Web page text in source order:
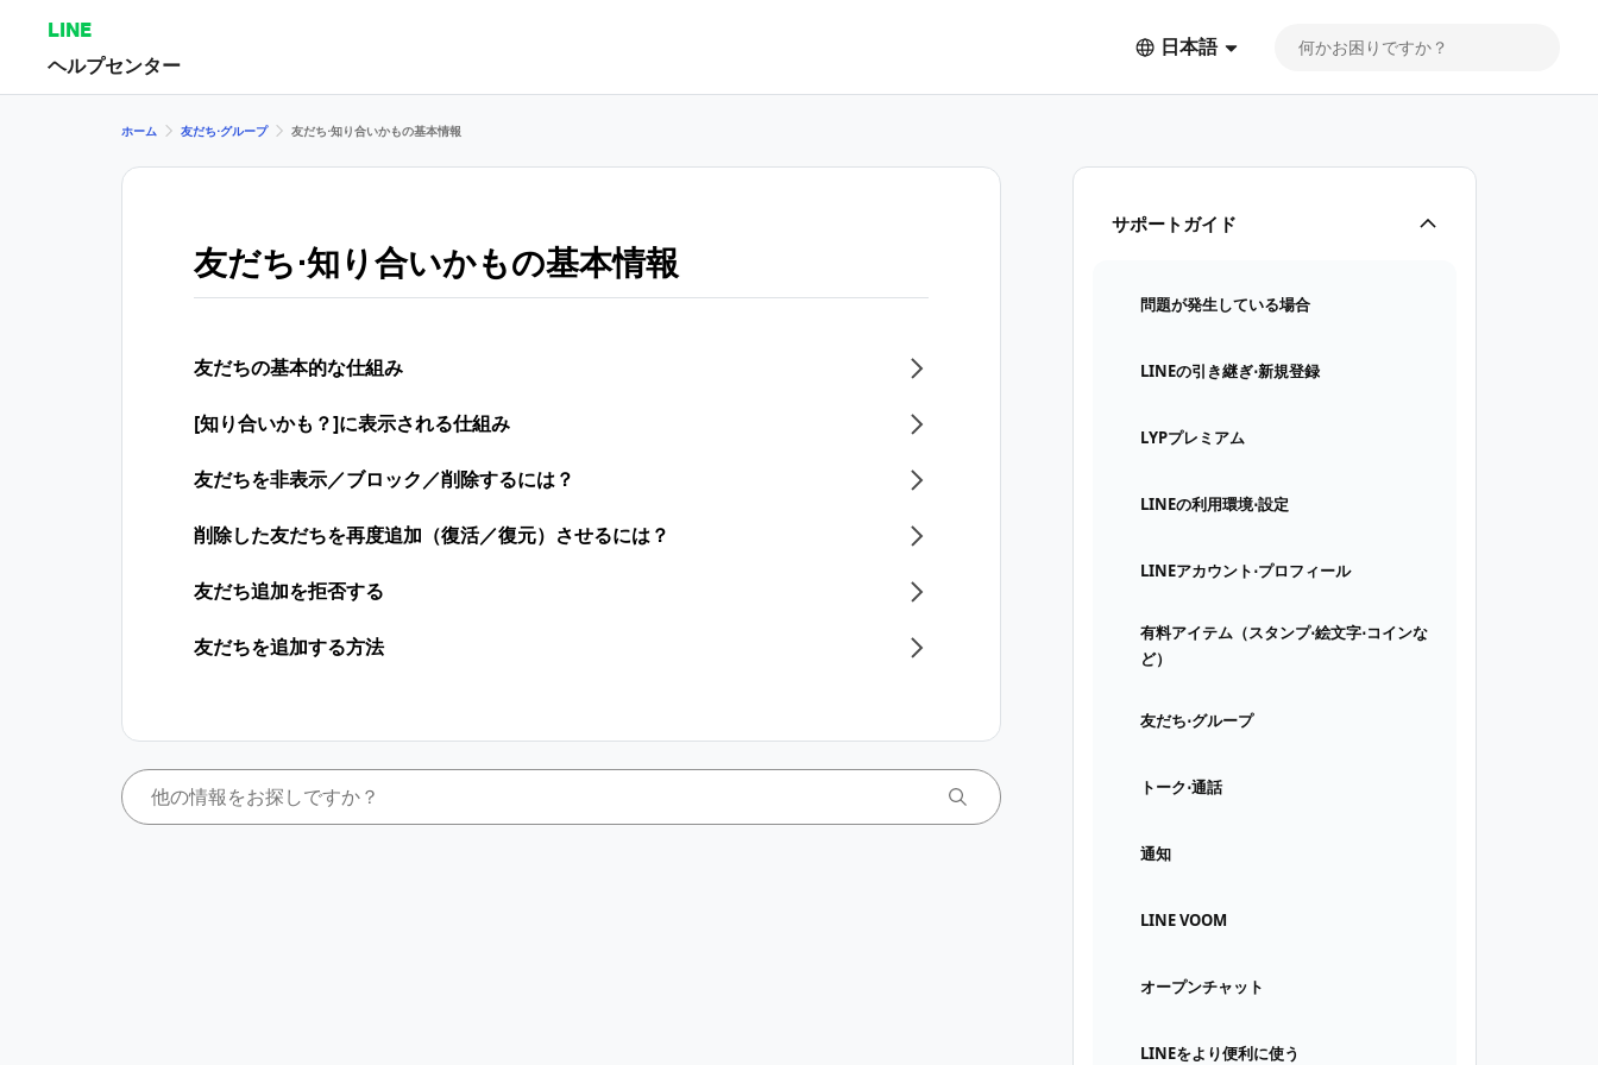
LINE
ヘルプセンター
日本語
サポートガイド
問題が発生している場合
LINEの引き継ぎ⋅新規登録
LYPプレミアム
LINEの利用環境⋅設定
LINEアカウント⋅プロフィール
有料アイテム（スタンプ⋅絵文字⋅コインな
ど）
友だち⋅グループ
トーク⋅通話
通知
LINE VOOM
オープンチャット
LINEをより便利に使う
ホーム 友だち⋅グループ 友だち⋅知り合いかもの基本情報
友だち⋅知り合いかもの基本情報
友だちの基本的な仕組み
[知り合いかも？]に表示される仕組み
友だちを非表示／ブロック／削除するには？
削除した友だちを再度追加（復活／復元）させるには？
友だち追加を拒否する
友だちを追加する方法